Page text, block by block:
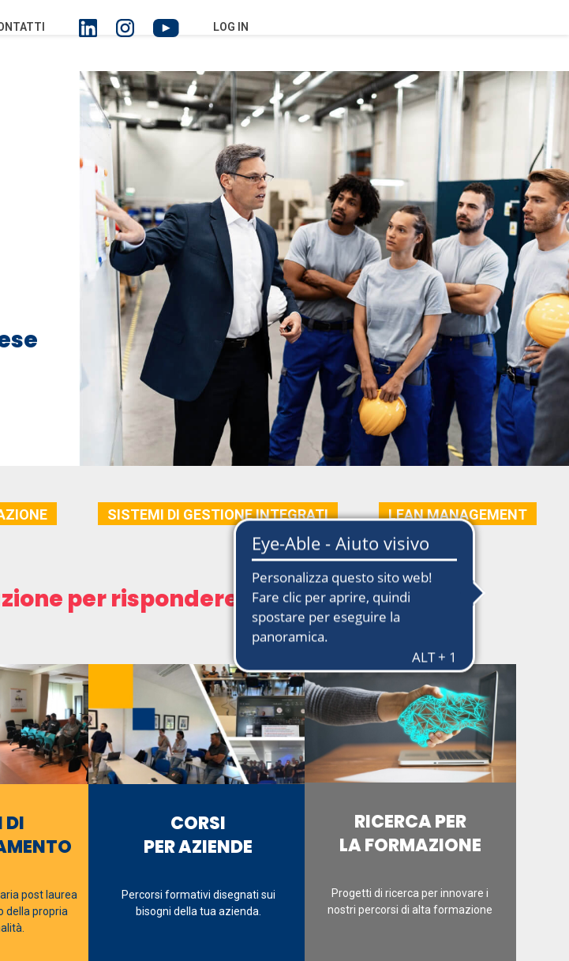
LOG IN
SISTEMI DI GESTIONE INTEGRATI LEAN MANAGEMENT
per rispondere ai tuoi bisogni.
DI
post laurea
della propria
CORSI
PER AZIENDE
Percorsi formativi disegnati sui
bisogni della tua azienda.
RICERCA PER
LA FORMAZIONE
Progetti di ricerca per innovare i
nostri percorsi di alta formazione